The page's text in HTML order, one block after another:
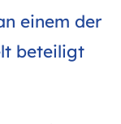
einem der
beteiligt